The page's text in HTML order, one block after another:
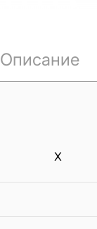
Описание
X